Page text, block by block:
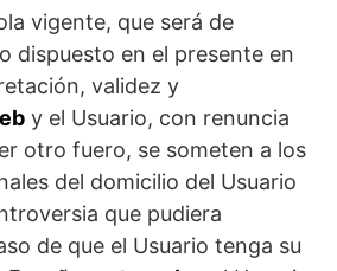
vigente, que será de
dispuesto en el presente en
validez y
y el Usuario, con renuncia
otro fuero, se someten a los
del domicilio del Usuario
que pudiera
de que el Usuario tenga su